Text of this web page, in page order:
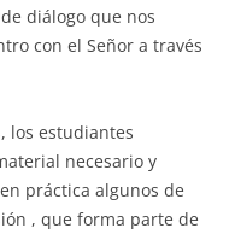
diálogo que nos
con el Señor a través
los estudiantes
necesario y
práctica algunos de
, que forma parte de